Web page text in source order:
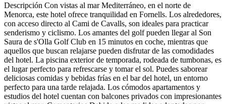
Descripción Con vistas al mar Mediterráneo, en el norte de
Menorca, este hotel ofrece tranquilidad en Fornells. Los alrededores,
con acceso directo al Cami de Cavalls, son ideales para practicar
senderismo y ciclismo. Los amantes del golf pueden llegar al Son
Saura de s'Olla Golf Club en 15 minutos en coche, mientras que
aquellos que buscan relajarse pueden disfrutar de las comodidades
del hotel. La piscina exterior de temporada, rodeada de tumbonas, es
el lugar perfecto para refrescarse y tomar el sol. Puedes saborear
deliciosas comidas y bebidas frías en el bar del hotel, un entorno
perfecto para una tarde relajada. Los cómodos apartamentos y
estudios del hotel cuentan con balcones privados con impresionantes